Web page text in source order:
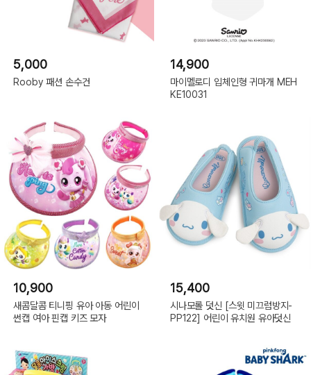
5,000
Rooby 패션 손수건
14,900
마이멜로디 입체인형 귀마개 MEH
KE10031
10,900
새콤달콤 티니핑 유아 아동 어린이
썬캡 여아 핀캡 키즈 모자
15,400
시나모롤 덧신 [스윗 미끄럼방지-
PP122] 어린이 유치원 유아덧신